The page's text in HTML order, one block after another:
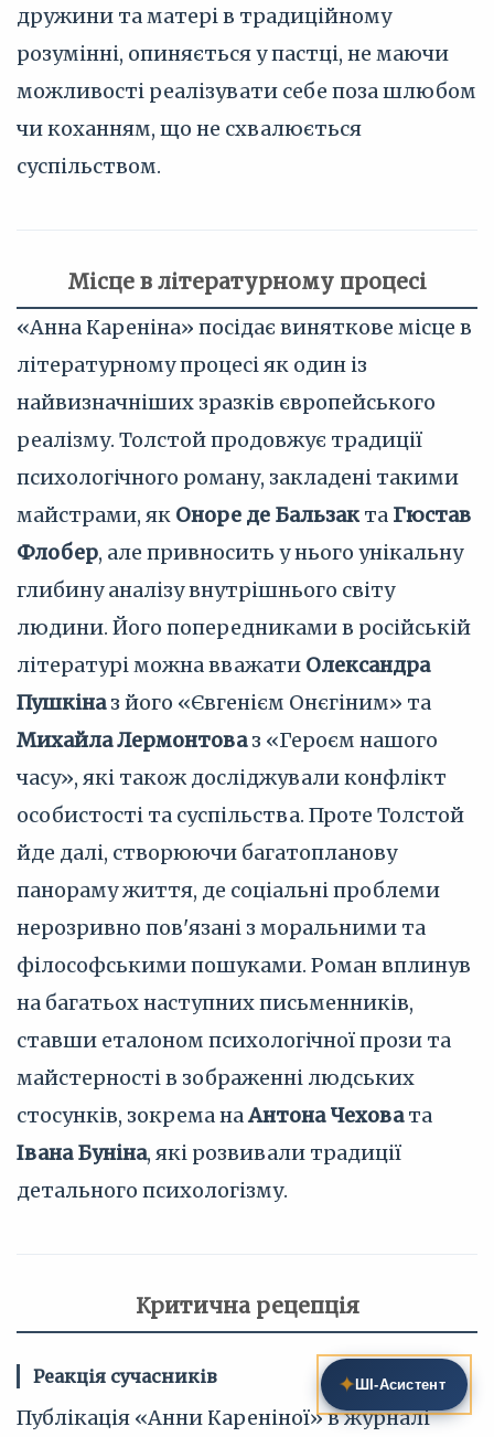
дружини та матері в традиційному
розумінні, опиняється у пастці, не маючи
можливості реалізувати себе поза шлюбом
чи коханням, що не схвалюється
суспільством.
Місце в літературному процесі
«Анна Кареніна» посідає виняткове місце в
літературному процесі як один із
найвизначніших зразків європейського
реалізму. Толстой продовжує традиції
психологічного роману, закладені такими
майстрами, як Оноре де Бальзакта Гюстав
Флобер, але привносить у нього унікальну
глибину аналізу внутрішнього світу
людини. Його попередниками в російській
літературі можна вважати Олександра
Пушкіназ його «Євгенієм Онєгіним» та
Михайла Лермонтоваз «Героєм нашого
часу», які також досліджували конфлікт
особистості та суспільства. Проте Толстой
йде далі, створюючи багатопланову
панораму життя, де соціальні проблеми
нерозривно пов'язані з моральними та
філософськими пошуками. Роман вплинув
на багатьох наступних письменників,
ставши еталоном психологічної прози та
майстерності в зображенні людських
стосунків, зокрема наАнтона Чеховата
Івана Буніна, які розвивали традиції
детального психологізму.
Критична рецепція
Реакція сучасників
Публікація «Анни Кареніної» в журналі
✦ ШІ‑Асистент